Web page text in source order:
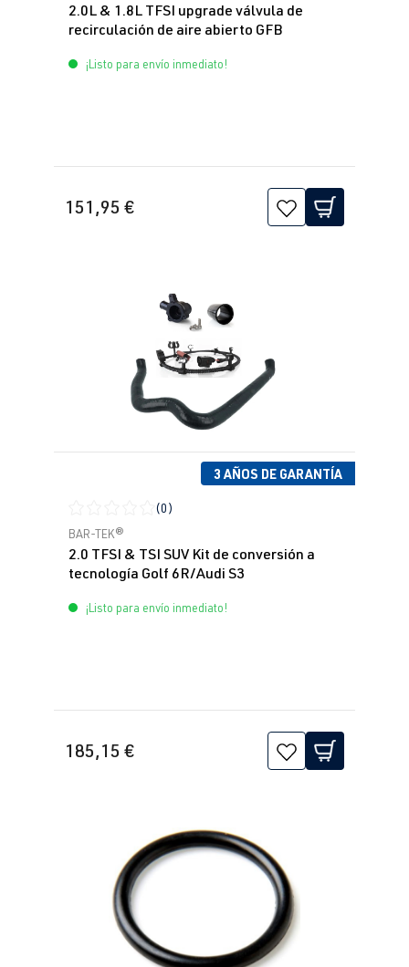
2.0L & 1.8L TFSI upgrade válvula de
recirculación de aire abierto GFB
¡Listo para envío inmediato!
151,95 €
3 AÑOS DE GARANTÍA
Calificación promedio de 0 de 5 estrellas
(0)
BAR-TEK®
2.0 TFSI & TSI SUV Kit de conversión a
tecnología Golf 6R/Audi S3
¡Listo para envío inmediato!
185,15 €